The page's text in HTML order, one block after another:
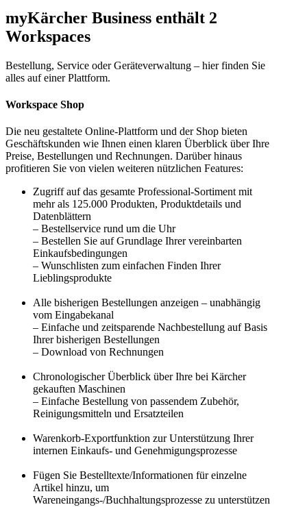
myKärcher Business enthält 2
Workspaces
Bestellung, Service oder Geräteverwaltung – hier finden Sie
alles auf einer Plattform.
Workspace Shop
Die neu gestaltete Online-Plattform und der Shop bieten
Geschäftskunden wie Ihnen einen klaren Überblick über Ihre
Preise, Bestellungen und Rechnungen. Darüber hinaus
profitieren Sie von vielen weiteren nützlichen Features:
Zugriff auf das gesamte Professional-Sortiment mit
mehr als 125.000 Produkten, Produktdetails und
Datenblättern
– Bestellservice rund um die Uhr
– Bestellen Sie auf Grundlage Ihrer vereinbarten
Einkaufsbedingungen
– Wunschlisten zum einfachen Finden Ihrer
Lieblingsprodukte
Alle bisherigen Bestellungen anzeigen – unabhängig
vom Eingabekanal
– Einfache und zeitsparende Nachbestellung auf Basis
Ihrer bisherigen Bestellungen
– Download von Rechnungen
Chronologischer Überblick über Ihre bei Kärcher
gekauften Maschinen
– Einfache Bestellung von passendem Zubehör,
Reinigungsmitteln und Ersatzteilen
Warenkorb-Exportfunktion zur Unterstützung Ihrer
internen Einkaufs- und Genehmigungsprozesse
Fügen Sie Bestelltexte/Informationen für einzelne
Artikel hinzu, um
Wareneingangs-/Buchhaltungsprozesse zu unterstützen